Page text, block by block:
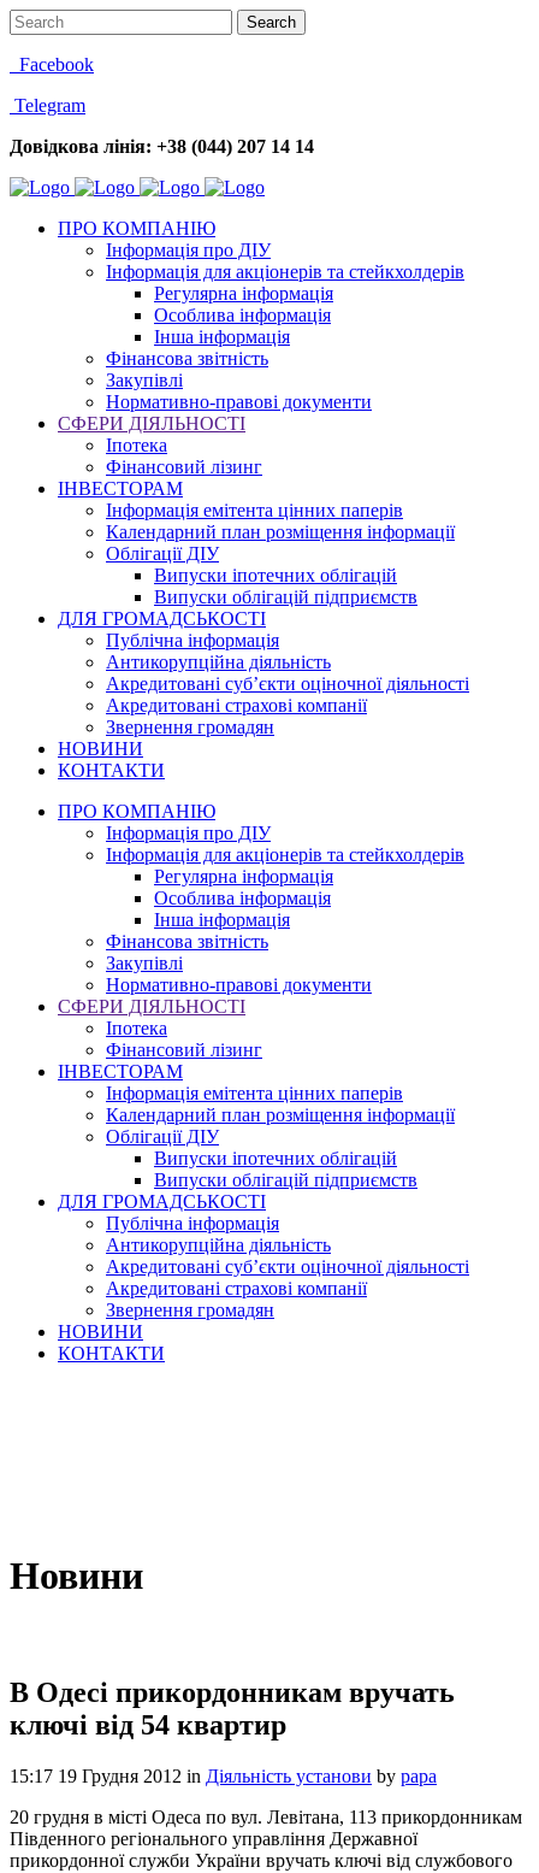
Facebook
Telegram
Довідкова лінія: +38 (044) 207 14 14
ПРО КОМПАНІЮ
Інформація про ДІУ
Інформація для акціонерів та стейкхолдерів
Регулярна інформація
Особлива інформація
Інша інформація
Фінансова звітність
Закупівлі
Нормативно-правові документи
СФЕРИ ДІЯЛЬНОСТІ
Іпотека
Фінансовий лізинг
ІНВЕСТОРАМ
Інформація емітента цінних паперів
Календарний план розміщення інформації
Облігації ДІУ
Випуски іпотечних облігацій
Випуски облігацій підприємств
ДЛЯ ГРОМАДСЬКОСТІ
Публічна інформація
Антикорупційна діяльність
Акредитовані суб’єкти оціночної діяльності
Акредитовані страхові компанії
Звернення громадян
НОВИНИ
КОНТАКТИ
ПРО КОМПАНІЮ
Інформація про ДІУ
Інформація для акціонерів та стейкхолдерів
Регулярна інформація
Особлива інформація
Інша інформація
Фінансова звітність
Закупівлі
Нормативно-правові документи
СФЕРИ ДІЯЛЬНОСТІ
Іпотека
Фінансовий лізинг
ІНВЕСТОРАМ
Інформація емітента цінних паперів
Календарний план розміщення інформації
Облігації ДІУ
Випуски іпотечних облігацій
Випуски облігацій підприємств
ДЛЯ ГРОМАДСЬКОСТІ
Публічна інформація
Антикорупційна діяльність
Акредитовані суб’єкти оціночної діяльності
Акредитовані страхові компанії
Звернення громадян
НОВИНИ
КОНТАКТИ
Новини
В Одесі прикордонникам вручать
ключі від 54 квартир
15:17 19 Грудня 2012 in Діяльність установи by papa
20 грудня в місті Одеса по вул. Левітана, 113 прикордонникам
Південного регіонального управління Державної
прикордонної служби України вручать ключі від службового